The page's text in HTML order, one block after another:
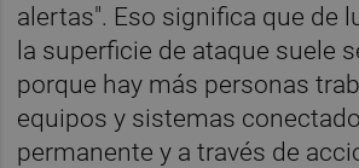
alertas". Eso significa que de
la superficie de ataque suele
porque hay más personas
equipos y sistemas
permanente y a través de